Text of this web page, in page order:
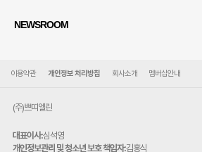
NEWSROOM
이용약관 개인정보 처리방침 회사소개 멤버십안내
(주)쁘띠엘린
대표이사:심석영
개인정보관리 및 청소년 보호 책임자:김홍식